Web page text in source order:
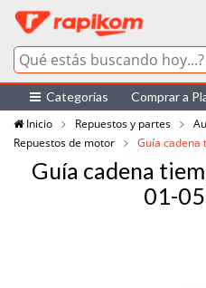
Categorías Comprar a
Inicio
Repuestos y partes
Repuestos de motor
Guía cadena
Guía cadena
01-